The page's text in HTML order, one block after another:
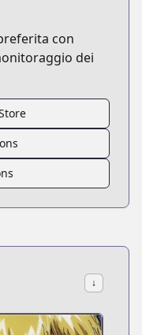
con
dei
↓